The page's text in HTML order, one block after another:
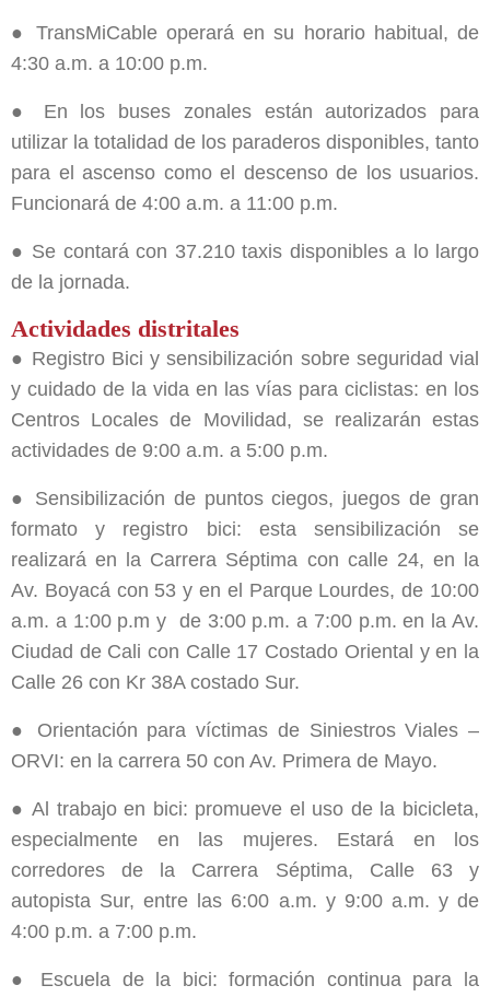
● TransMiCable operará en su horario habitual, de
4:30 a.m. a 10:00 p.m.
● En los buses zonales están autorizados para
utilizar la totalidad de los paraderos disponibles, tanto
para el ascenso como el descenso de los usuarios.
Funcionará de 4:00 a.m. a 11:00 p.m.
● Se contará con 37.210 taxis disponibles a lo largo
de la jornada.
Actividades distritales
● Registro Bici y sensibilización sobre seguridad vial
y cuidado de la vida en las vías para ciclistas: en los
Centros Locales de Movilidad, se realizarán estas
actividades de 9:00 a.m. a 5:00 p.m.
● Sensibilización de puntos ciegos, juegos de gran
formato y registro bici: esta sensibilización se
realizará en la Carrera Séptima con calle 24, en la
Av. Boyacá con 53 y en el Parque Lourdes, de 10:00
a.m. a 1:00 p.m y de 3:00 p.m. a 7:00 p.m. en la Av.
Ciudad de Cali con Calle 17 Costado Oriental y en la
Calle 26 con Kr 38A costado Sur.
● Orientación para víctimas de Siniestros Viales –
ORVI: en la carrera 50 con Av. Primera de Mayo.
● Al trabajo en bici: promueve el uso de la bicicleta,
especialmente en las mujeres. Estará en los
corredores de la Carrera Séptima, Calle 63 y
autopista Sur, entre las 6:00 a.m. y 9:00 a.m. y de
4:00 p.m. a 7:00 p.m.
● Escuela de la bici: formación continua para la